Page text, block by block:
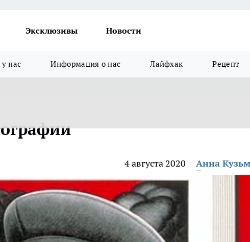
Эксклюзивы Новости
нас Информация о нас Лайфхак Рецепт
4 августа 2020 Анна